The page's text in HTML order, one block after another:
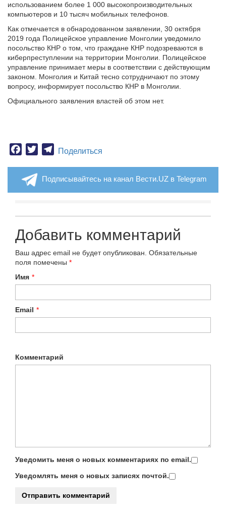
использованием более 1 000 высокопроизводительных
компьютеров и 10 тысяч мобильных телефонов.
Как отмечается в обнародованном заявлении, 30 октября
2019 года Полицейское управление Монголии уведомило
посольство КНР о том, что граждане КНР подозреваются в
киберпреступлении на территории Монголии. Полицейское
управление принимает меры в соответствии с действующим
законом. Монголия и Китай тесно сотрудничают по этому
вопросу, информирует посольство КНР в Монголии.
Официального заявления властей об этом нет.
Facebook
TwitterTelegram
Поделиться
Подписывайтесь на канал Вести.UZ в Telegram
Добавить комментарий
Ваш адрес email не будет опубликован. Обязательные
поля помечены *
Имя *
Email *
Комментарий
Уведомить меня о новых комментариях по email.
Уведомлять меня о новых записях почтой.